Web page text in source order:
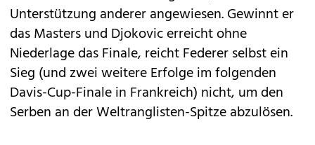
Unterstützung anderer angewiesen. Gewinnt er
das Masters und Djokovic erreicht ohne
Niederlage das Finale, reicht Federer selbst ein
Sieg (und zwei weitere Erfolge im folgenden
Davis-Cup-Finale in Frankreich) nicht, um den
Serben an der Weltranglisten-Spitze abzulösen.